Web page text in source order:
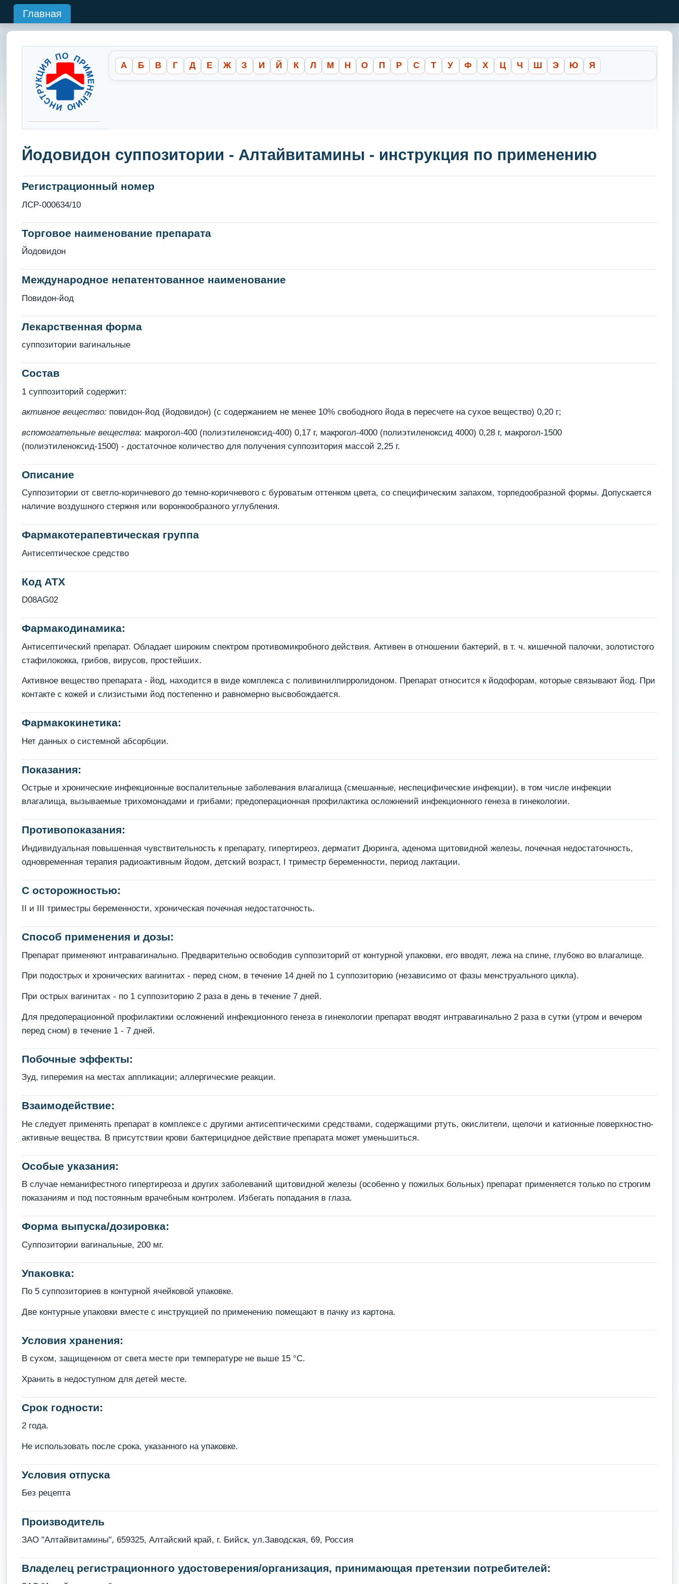
Главная
А Б В Г Д Е Ж З И Й К Л М Н О П Р С Т У Ф Х Ц Ч Ш Э Ю Я
Йодовидон суппозитории - Алтайвитамины - инструкция по применению
Регистрационный номер
ЛСР-000634/10
Торговое наименование препарата
Йодовидон
Международное непатентованное наименование
Повидон-йод
Лекарственная форма
суппозитории вагинальные
Состав
1 суппозиторий содержит:
активное вещество: повидон-йод (йодовидон) (с содержанием не менее 10% свободного йода в пересчете на сухое вещество) 0,20 г;
вспомогательные вещества: макрогол-400 (полиэтиленоксид-400) 0,17 г, макрогол-4000 (полиэтиленоксид 4000) 0,28 г, макрогол-1500
(полиэтиленоксид-1500) - достаточное количество для получения суппозитория массой 2,25 г.
Описание
Суппозитории от светло-коричневого до темно-коричневого с буроватым оттенком цвета, со специфическим запахом, торпедообразной формы. Допускается
наличие воздушного стержня или воронкообразного углубления.
Фармакотерапевтическая группа
Антисептическое средство
Код АТХ
D08AG02
Фармакодинамика:
Антисептический препарат. Обладает широким спектром противомикробного действия. Активен в отношении бактерий, в т. ч. кишечной палочки, золотистого
стафилококка, грибов, вирусов, простейших.
Активное вещество препарата - йод, находится в виде комплекса с поливинилпирролидоном. Препарат относится к йодофорам, которые связывают йод. При
контакте с кожей и слизистыми йод постепенно и равномерно высвобождается.
Фармакокинетика:
Нет данных о системной абсорбции.
Показания:
Острые и хронические инфекционные воспалительные заболевания влагалища (смешанные, неспецифические инфекции), в том числе инфекции
влагалища, вызываемые трихомонадами и грибами; предоперационная профилактика осложнений инфекционного генеза в гинекологии.
Противопоказания:
Индивидуальная повышенная чувствительность к препарату, гипертиреоз, дерматит Дюринга, аденома щитовидной железы, почечная недостаточность,
одновременная терапия радиоактивным йодом, детский возраст, I триместр беременности, период лактации.
С осторожностью:
II и III триместры беременности, хроническая почечная недостаточность.
Способ применения и дозы:
Препарат применяют интравагинально. Предварительно освободив суппозиторий от контурной упаковки, его вводят, лежа на спине, глубоко во влагалище.
При подострых и хронических вагинитах - перед сном, в течение 14 дней по 1 суппозиторию (независимо от фазы менструального цикла).
При острых вагинитах - по 1 суппозиторию 2 раза в день в течение 7 дней.
Для предоперационной профилактики осложнений инфекционного генеза в гинекологии препарат вводят интравагинально 2 раза в сутки (утром и вечером
перед сном) в течение 1 - 7 дней.
Побочные эффекты:
Зуд, гиперемия на местах аппликации; аллергические реакции.
Взаимодействие:
Не следует применять препарат в комплексе с другими антисептическими средствами, содержащими ртуть, окислители, щелочи и катионные поверхностно-
активные вещества. В присутствии крови бактерицидное действие препарата может уменьшиться.
Особые указания:
В случае неманифестного гипертиреоза и других заболеваний щитовидной железы (особенно у пожилых больных) препарат применяется только по строгим
показаниям и под постоянным врачебным контролем. Избегать попадания в глаза.
Форма выпуска/дозировка:
Суппозитории вагинальные, 200 мг.
Упаковка:
По 5 суппозиториев в контурной ячейковой упаковке.
Две контурные упаковки вместе с инструкцией по применению помещают в пачку из картона.
Условия хранения:
В сухом, защищенном от света месте при температуре не выше 15 °С.
Хранить в недоступном для детей месте.
Срок годности:
2 года.
Не использовать после срока, указанного на упаковке.
Условия отпуска
Без рецепта
Производитель
ЗАО "Алтайвитамины", 659325, Алтайский край, г. Бийск, ул.Заводская, 69, Россия
Владелец регистрационного удостоверения/организация, принимающая претензии потребителей: